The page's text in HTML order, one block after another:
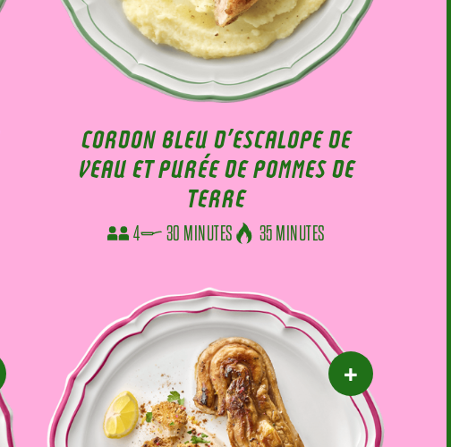
CORDON BLEU D’ESCALOPE DE
VEAU ET PURÉE DE POMMES DE
TERRE
4 30 MINUTES 35 MINUTES